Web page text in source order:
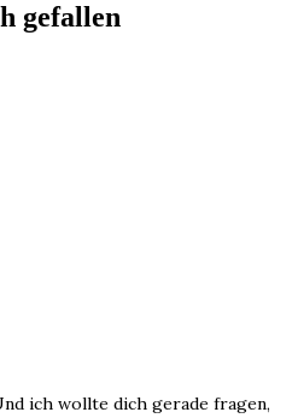
gefallen
ich wollte dich gerade fragen,